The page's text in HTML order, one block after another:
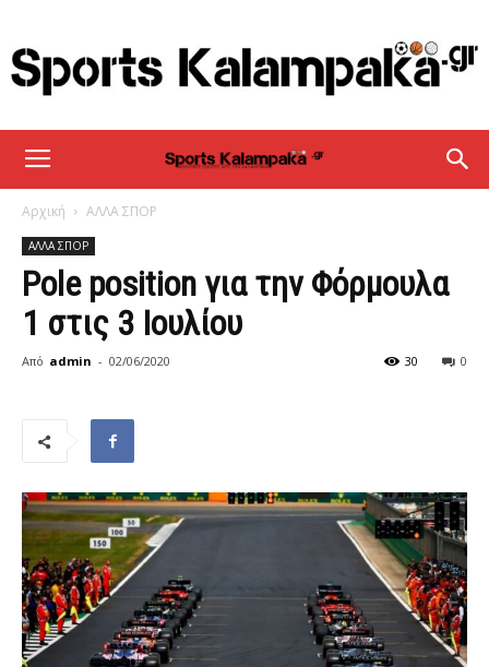
sportskalampaka
Αρχική ΑΛΛΑ ΣΠΟΡ
ΑΛΛΑ ΣΠΟΡ
Pole position για την Φόρμουλα
1 στις 3 Ιουλίου
Από admin - 02/06/2020 0
30